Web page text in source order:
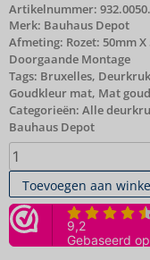
Artikelnummer:
Merk: Bauhaus Depot
Afmeting: Rozet: 50mm
Doorgaande Montage
Tags: Bruxelles,
Goudkleur mat, Mat
Categorieën: Alle
Bauhaus Depot
Toevoegen aan